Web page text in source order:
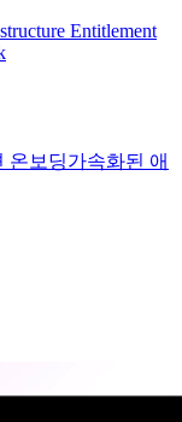
Entitlement
온보딩가속화된 애